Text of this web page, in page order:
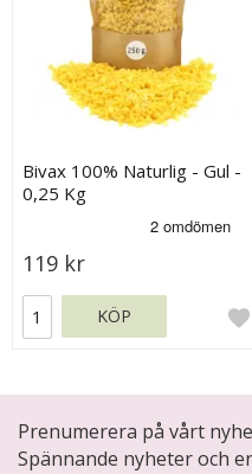
Bivax 100% Naturlig - Gul -
0,25 Kg
119 kr
KÖP
Prenumerera på vårt
Spännande nyheter och